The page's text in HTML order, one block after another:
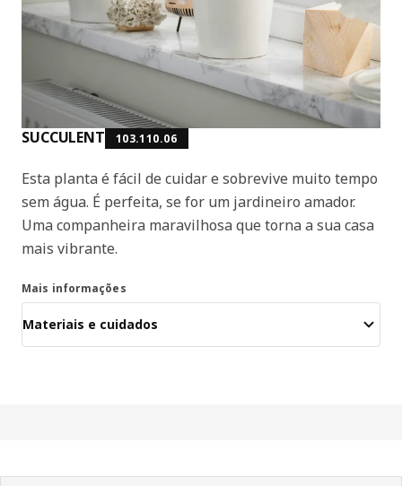
SUCCULENT 103.110.06
Esta planta é fácil de cuidar e sobrevive muito tempo
sem água. É perfeita, se for um jardineiro amador.
Uma companheira maravilhosa que torna a sua casa
mais vibrante.
Mais informações
Materiais e cuidados